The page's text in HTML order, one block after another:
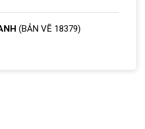
(BẢN VẼ 18379)